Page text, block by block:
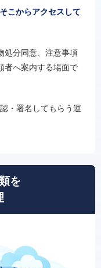
こからアクセスして
処分同意、注意事項
者へ案内する場面で
・署名してもらう運
を